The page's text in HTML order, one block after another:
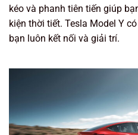
kéo và phanh tiên tiến giúp
kiện thời tiết. Tesla Model Y
bạn luôn kết nối và giải trí.